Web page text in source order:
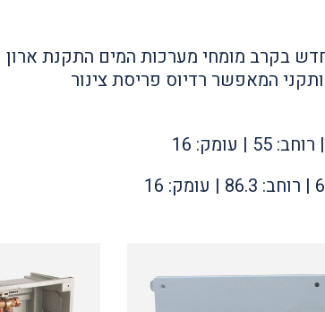
בקרב מומחי מערכות המים התקנת ארון
המאפשר רדיוס פריסת צינור